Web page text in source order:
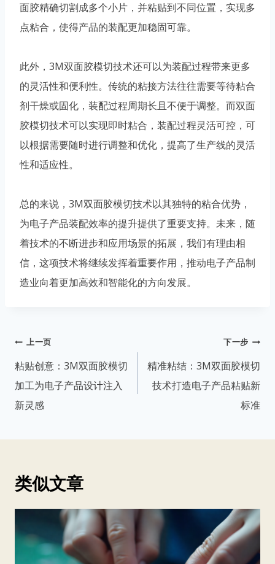
面胶精确切割成多个小片，并粘贴到不同位置，实现多
点粘合，使得产品的装配更加稳固可靠。
此外，3M双面胶模切技术还可以为装配过程带来更多
的灵活性和便利性。传统的粘接方法往往需要等待粘合
剂干燥或固化，装配过程周期长且不便于调整。而双面
胶模切技术可以实现即时粘合，装配过程灵活可控，可
以根据需要随时进行调整和优化，提高了生产线的灵活
性和适应性。
总的来说，3M双面胶模切技术以其独特的粘合优势，
为电子产品装配效率的提升提供了重要支持。未来，随
着技术的不断进步和应用场景的拓展，我们有理由相
信，这项技术将继续发挥着重要作用，推动电子产品制
造业向着更加高效和智能化的方向发展。
文
章
导
航
上一页
粘贴创意：3M双面胶模切
加工为电子产品设计注入
新灵感
下一步
精准粘结：3M双面胶模切
技术打造电子产品粘贴新
标准
类似文章